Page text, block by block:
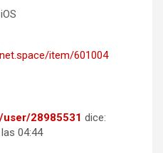
item/601004
28985531 dice:
04:44